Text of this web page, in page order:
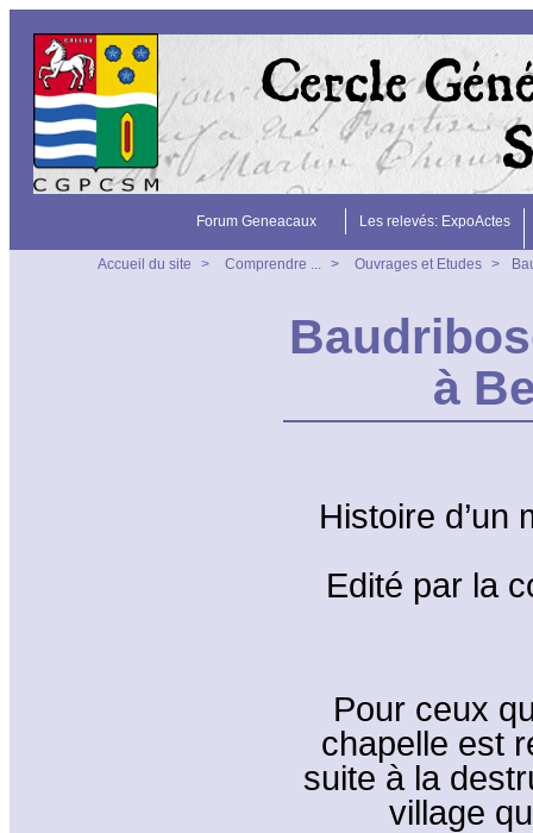
Forum Geneacaux Les relevés: ExpoActes
Accueil du site > Comprendre ... > Ouvrages et Etudes >
à
Histoire d’un
Edité par la
Pour ceux
chapelle est
suite à la
village